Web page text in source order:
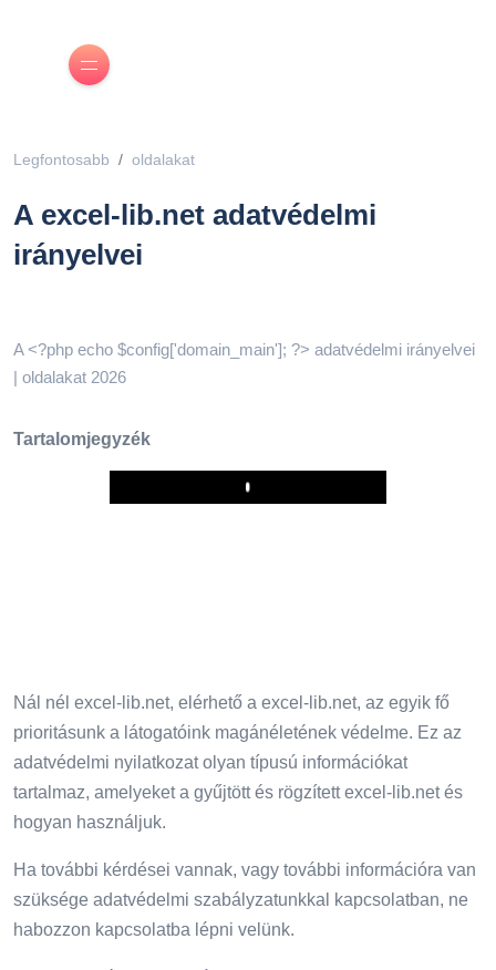
Legfontosabb oldalakat
A excel-lib.net adatvédelmi
irányelvei
A <?php echo $config['domain_main']; ?> adatvédelmi irányelvei
| oldalakat 2026
Tartalomjegyzék
Play
Nál nél excel-lib.net, elérhető a excel-lib.net, az egyik fő
prioritásunk a látogatóink magánéletének védelme. Ez az
adatvédelmi nyilatkozat olyan típusú információkat
tartalmaz, amelyeket a gyűjtött és rögzített excel-lib.net és
hogyan használjuk.
Ha további kérdései vannak, vagy további információra van
szüksége adatvédelmi szabályzatunkkal kapcsolatban, ne
habozzon kapcsolatba lépni velünk.